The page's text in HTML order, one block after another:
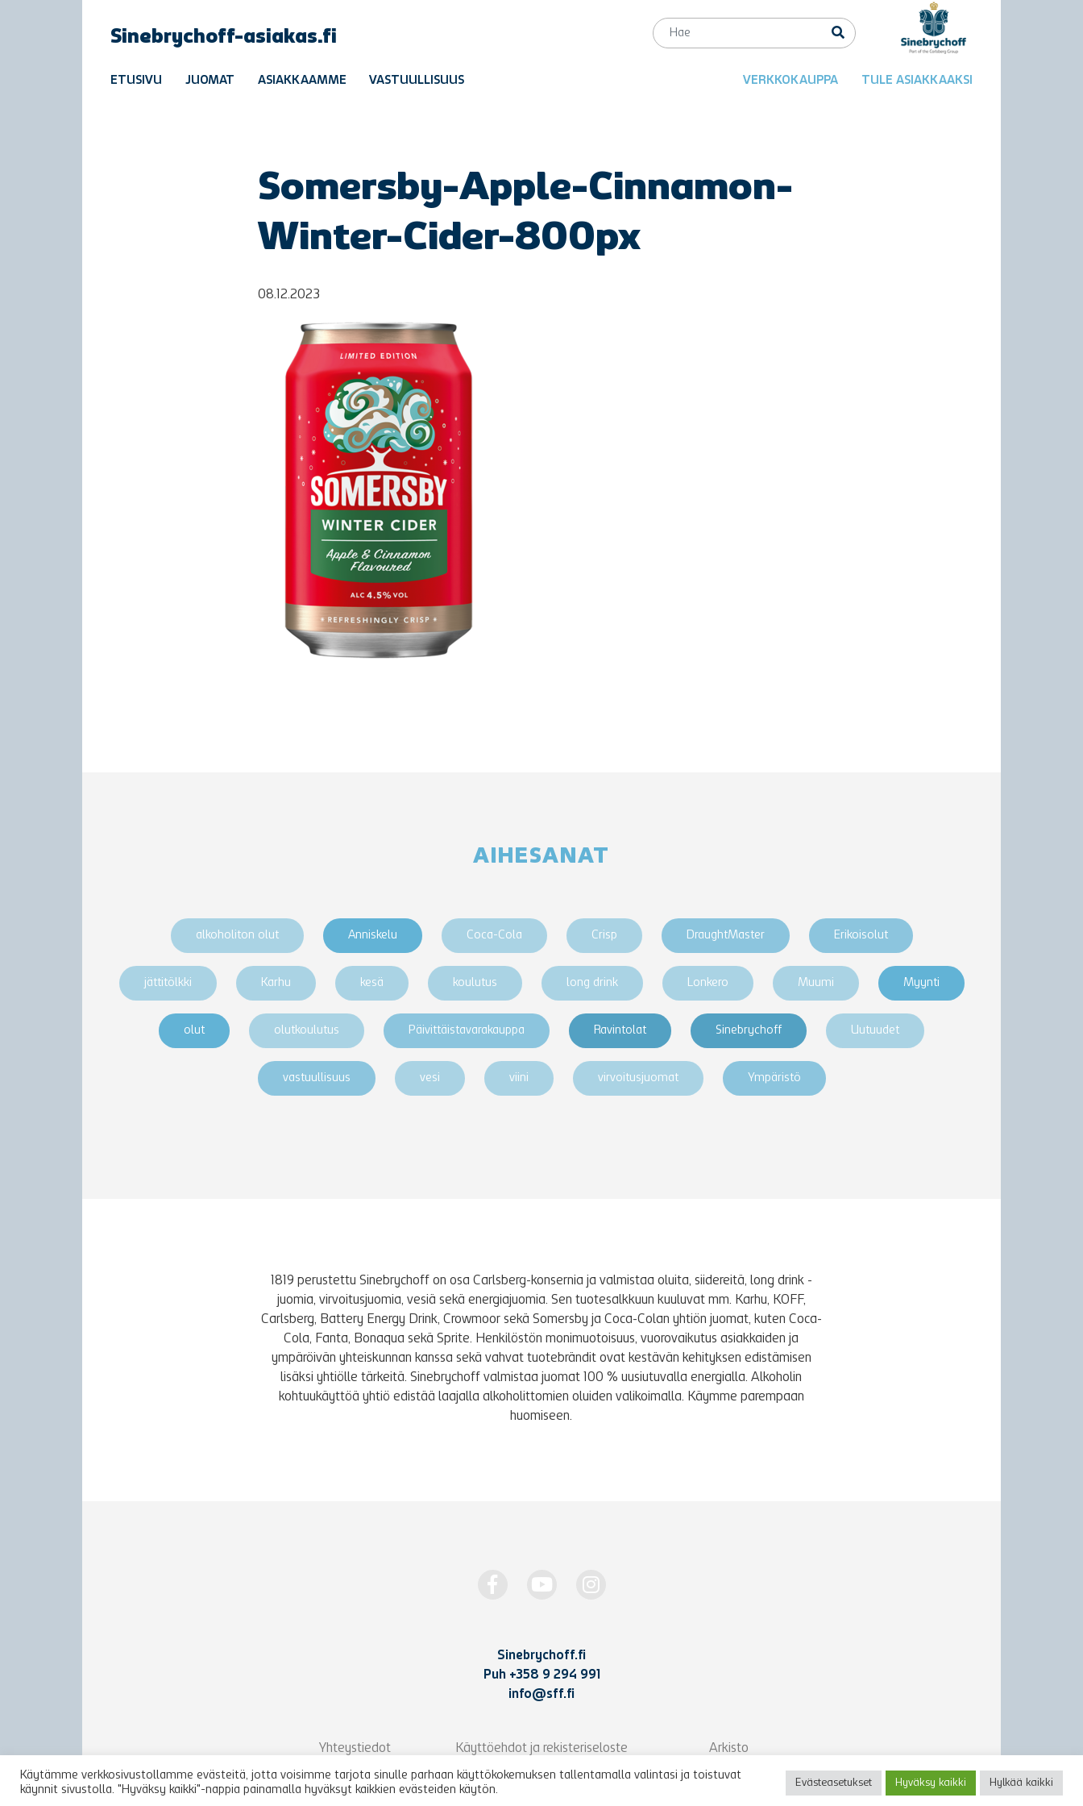
Sinebrychoff-asiakas.fi
ETUSIVU JUOMAT ASIAKKAAMME VASTUULLISUUS VERKKOKAUPPA TULE ASIAKKAAKSI
Somersby-Apple-Cinnamon-
Winter-Cider-800px
08.12.2023
AIHESANAT
alkoholiton olut Anniskelu Coca-Cola Crisp DraughtMaster Erikoisolut
jättitölkki Karhu kesä koulutus long drink Lonkero Muumi Myynti
olut olutkoulutus Päivittäistavarakauppa Ravintolat Sinebrychoff Uutuudet
vastuullisuus vesi viini virvoitusjuomat Ympäristö
1819 perustettu Sinebrychoff on osa Carlsberg-konsernia ja valmistaa oluita, siidereitä, long drink -
juomia, virvoitusjuomia, vesiä sekä energiajuomia. Sen tuotesalkkuun kuuluvat mm. Karhu, KOFF,
Carlsberg, Battery Energy Drink, Crowmoor sekä Somersby ja Coca-Colan yhtiön juomat, kuten Coca-
Cola, Fanta, Bonaqua sekä Sprite. Henkilöstön monimuotoisuus, vuorovaikutus asiakkaiden ja
ympäröivän yhteiskunnan kanssa sekä vahvat tuotebrändit ovat kestävän kehityksen edistämisen
lisäksi yhtiölle tärkeitä. Sinebrychoff valmistaa juomat 100 % uusiutuvalla energialla. Alkoholin
kohtuukäyttöä yhtiö edistää laajalla alkoholittomien oluiden valikoimalla. Käymme parempaan
huomiseen.
Sinebrychoff.fi
Puh +358 9 294 991
info@sff.fi
Yhteystiedot Käyttöehdot ja rekisteriseloste Arkisto
Käytämme verkkosivustollamme evästeitä, jotta voisimme tarjota sinulle parhaan käyttökokemuksen tallentamalla valintasi ja toistuvat
käynnit sivustolla. "Hyväksy kaikki"-nappia painamalla hyväksyt kaikkien evästeiden käytön.
Evästeasetukset Hyväksy kaikki Hylkää kaikki